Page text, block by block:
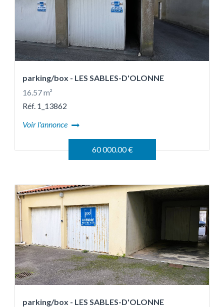
parking/box - LES SABLES-D'OLONNE
16.57 m²
Réf. 1_13862
Voir l'annonce
60 000.00 €
parking/box - LES SABLES-D'OLONNE